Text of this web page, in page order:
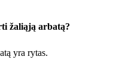
žaliąją arbatą?
yra rytas.